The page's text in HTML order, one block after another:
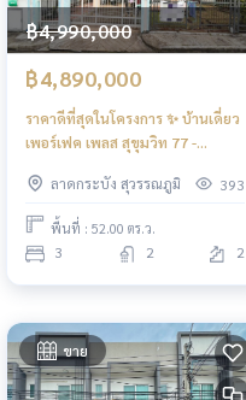
฿4,990,000
฿4,890,000
ราคาดีที่สุดในโครงการ ✨ บ้านเดี่ยว
เพอร์เฟค เพลส สุขุมวิท 77 -
Perfect Place Sukhumvit 77-
Suvannabhumi / Detached
House 3 Bedrooms (FOR SALE)
POON029
ลาดกระบัง สุวรรณภูมิ 393
พื้นที่ : 52.00 ตร.ว.
3 2 2
ขาย